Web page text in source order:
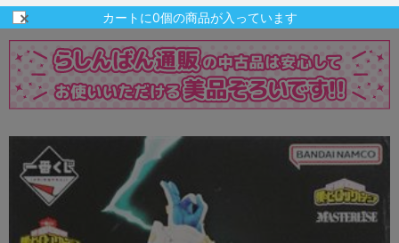
カートに0個の商品が入っています